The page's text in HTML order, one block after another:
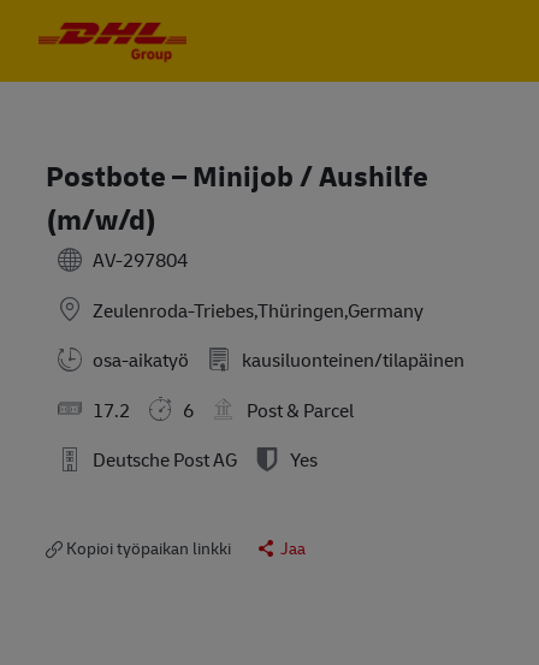
Postbote – Minijob / Aushilfe
(m/w/d)
AV-297804
Zeulenroda-Triebes,Thüringen,Germany
osa-aikatyö
kausiluonteinen/tilapäinen
17.2
6
Post & Parcel
Deutsche Post AG
Yes
Kopioi työpaikan linkki Jaa